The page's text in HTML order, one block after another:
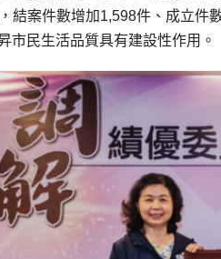
結案件數增加1,598件、成立件
市民生活品質具有建設性作用。